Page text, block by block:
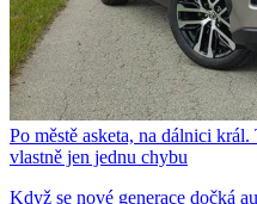
Po městě asketa, na dálnici
vlastně jen jednu chybu
Když se nové generace dočká